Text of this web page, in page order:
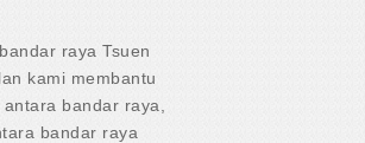
raya Tsuen
kami membantu
bandar raya,
bandar raya